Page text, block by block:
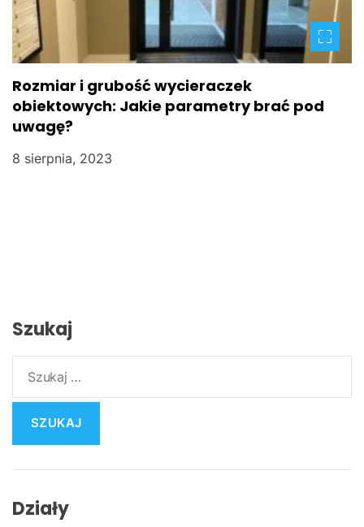
Rozmiar i grubość wycieraczek
obiektowych: Jakie parametry brać pod
uwagę?
8 sierpnia, 2023
Szukaj
u
a
j
Działy